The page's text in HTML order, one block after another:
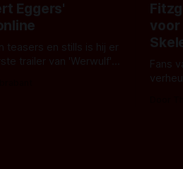
Eggers'
teasers en stills is hij er
trailer van 'Werwulf'.
Fans